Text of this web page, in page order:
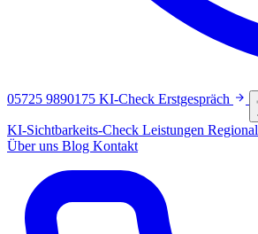
05725 9890175 KI-Check Erstgespräch
KI-Sichtbarkeits-Check Leistungen Regional
Über uns Blog Kontakt